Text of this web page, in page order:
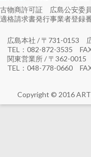
古物商許可証 広島公安委
適格請求書発行事業者登
広島本社 / 〒731-0153
TEL：082-872-3535
関東営業所 / 〒362-
TEL：048-778-0660
Copyright © 2016 ART